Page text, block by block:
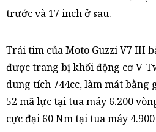
trước và 17 inch ở sau.
Trái tim của Moto Guzzi V7 III
được trang bị khối động cơ V-
dung tích 744cc, làm mát bằng
52 mã lực tại tua máy 6.200
cực đại 60 Nm tại tua máy